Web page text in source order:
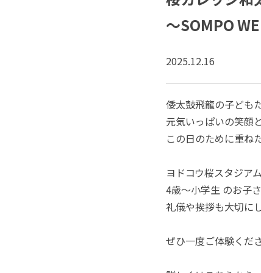
～SOMPO
2025.12.16
倭太鼓飛龍の子ども
元気いっぱいの笑顔
この日のために重ね
ヨドコウ桜スタジア
4歳〜小学生 のお子さ
礼儀や挨拶も大切に
ぜひ一度ご体験くだ